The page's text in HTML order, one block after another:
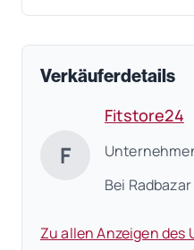
Verkäuferdetails
F
Fitstore24
Bei
Zu allen Anzeigen des